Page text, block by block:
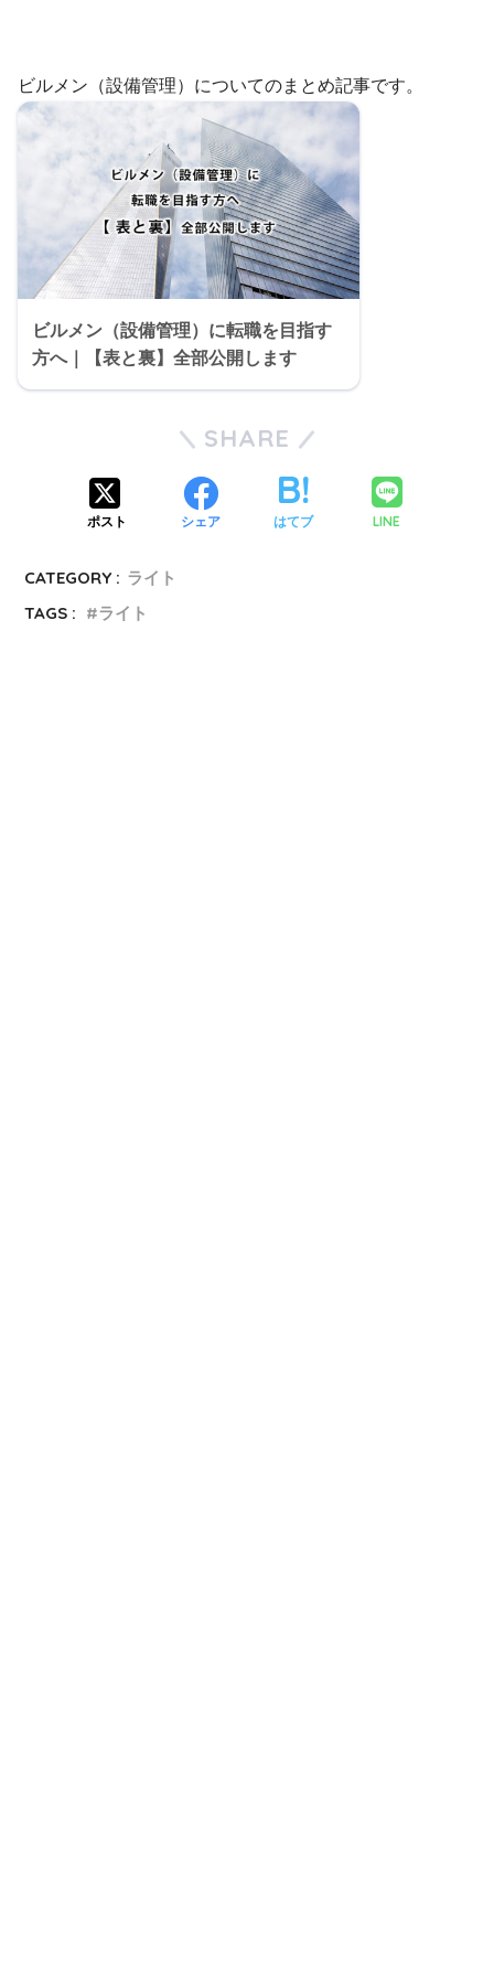
ビルメン（設備管理）についてのまとめ記事です。
ビルメン（設備管理）に転職を目指す
方へ｜【表と裏】全部公開します
SHARE
ポスト シェア はてブ LINE
CATEGORY : ライト
TAGS :
ライト